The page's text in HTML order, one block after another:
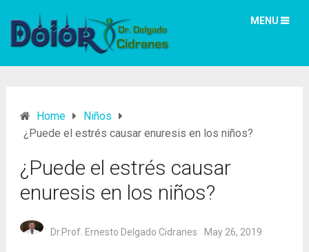
MENU
Home
Niños
¿Puede el estrés causar enuresis en los niños?
¿Puede el estrés causar
enuresis en los niños?
Dr.Prof. Ernesto Delgado Cidranes May 26, 2019